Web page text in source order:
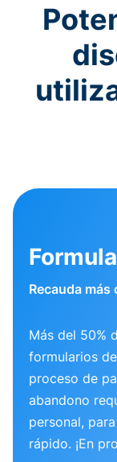
Recauda
Más del 50%
formularios
proceso de
abandono
personal,
rápido. ¡En